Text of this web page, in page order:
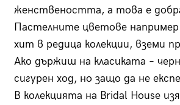
женствеността, а това е
Пастелните цветове например
хит в редица колекции, вземи
Ако държиш на класиката –
сигурен ход, но защо да не
В колекцията на Bridal House